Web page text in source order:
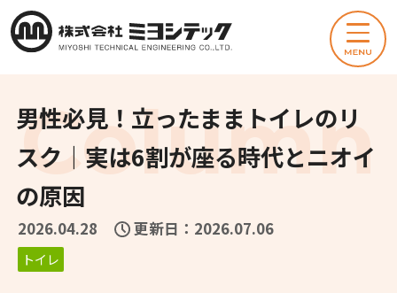
男性必見！立ったままトイレのリ
スク｜実は6割が座る時代とニオイ
の原因
2026.04.28 更新日：2026.07.06
トイレ